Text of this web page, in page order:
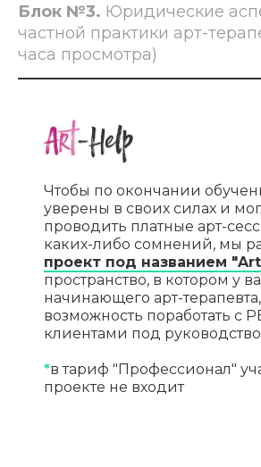
Блок №3. Юридические
частной практики арт-
часа просмотра)
Чтобы по окончании
уверены в своих силах и
проводить платные арт-
каких-либо сомнений, мы
проект под названием
пространство, в котором у
начинающего арт-
возможность поработать
клиентами под
*в тариф "Профессионал"
проекте не входит